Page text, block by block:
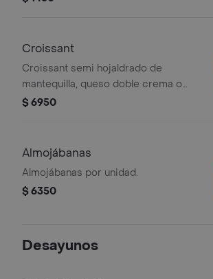
Croissant
Croissant semi hojaldrado de
mantequilla, queso doble crema o
jamón.
$ 6950
Almojábanas
Almojábanas por unidad.
$ 6350
Desayunos